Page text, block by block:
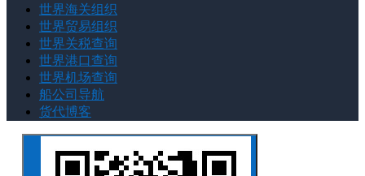
世界海关组织
世界贸易组织
世界关税查询
世界港口查询
世界机场查询
船公司导航
货代博客